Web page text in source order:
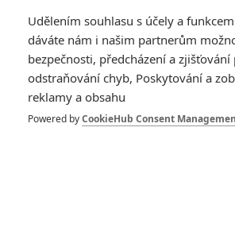
KOMENTÁŘE 14
Udělením souhlasu s účely a
dáváte nám i našim partnerům
bezpečnosti, předcházení a
odstraňování chyb, Poskytování a
reklamy a obsahu
Powered byCookieHub Consent